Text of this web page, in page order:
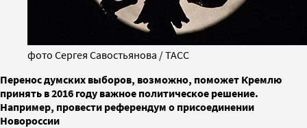
фото Сергея Савостьянова / ТАСС
Перенос думских выборов, возможно, поможет Кремлю
принять в 2016 году важное политическое решение.
Например, провести референдум о присоединении
Новороссии